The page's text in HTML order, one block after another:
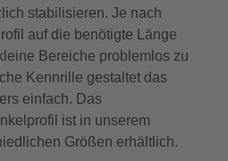
stabilisieren. Je nach
auf die benötigte Länge
Bereiche problemlos zu
Kennrille gestaltet das
einfach. Das
ist in unserem
Größen erhältlich.